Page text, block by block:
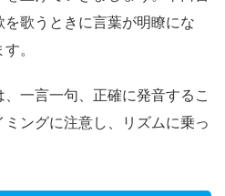
歌うときに言葉が明瞭にな
。
一言一句、正確に発音するこ
ングに注意し、リズムに乗っ